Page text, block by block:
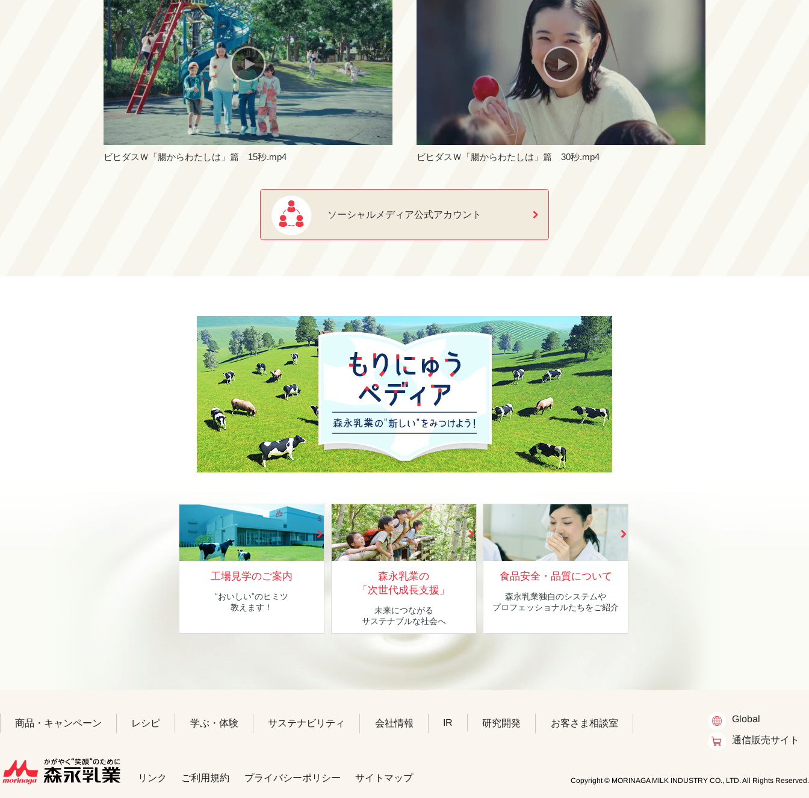
ビヒダスＷ「腸からわたしは」篇 15秒.mp4 ビヒダスＷ「腸からわたしは」篇 30秒.mp4
ソーシャルメディア公式アカウント
工場見学のご案内
“おいしい”のヒミツ
教えます！
森永乳業の
「次世代成長支援」
未来につながる
サステナブルな社会へ
食品安全・品質について
森永乳業独自のシステムや
プロフェッショナルたちをご紹介
商品・キャンペーン レシピ 学ぶ・体験 サステナビリティ 会社情報 IR 研究開発 お客さま相談室 Global
通信販売サイト
リンク ご利用規約 プライバシーポリシー サイトマップ Copyright © MORINAGA MILK INDUSTRY CO., LTD. All Rights Reserved.